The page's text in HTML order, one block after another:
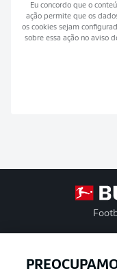
Eu concordo que o
ação permite que os
os cookies sejam
sobre essa ação no aviso